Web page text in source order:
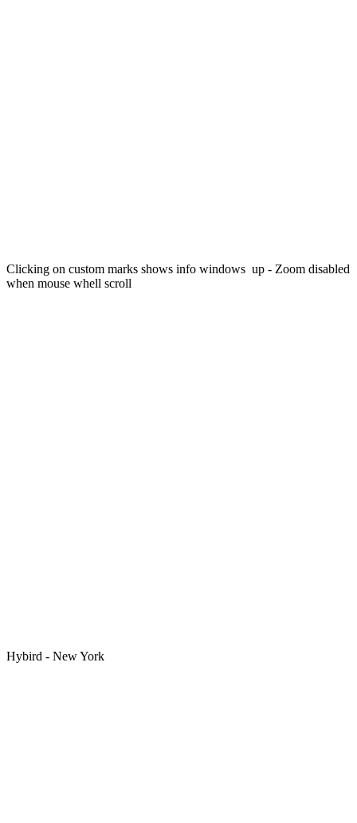
Clicking on custom marks shows info windows up - Zoom disabled
when mouse whell scroll
Hybird - New York